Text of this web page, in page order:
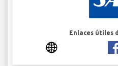
Enlaces útiles